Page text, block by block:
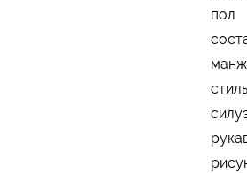
пол
стиль